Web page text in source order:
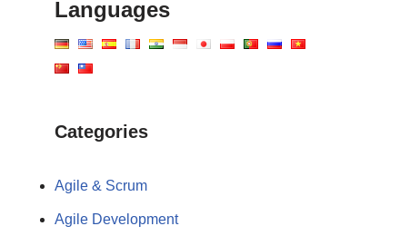
Languages
Categories
Agile & Scrum
Agile Development